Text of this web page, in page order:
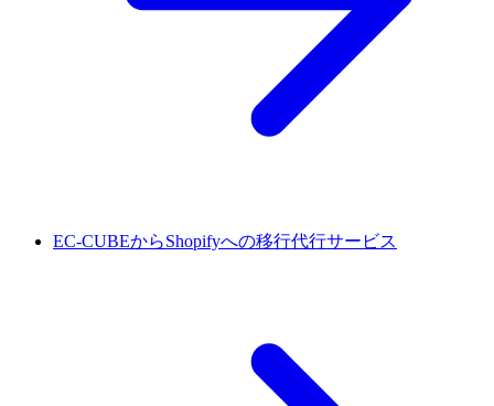
EC-CUBEからShopifyへの移行代行サービス